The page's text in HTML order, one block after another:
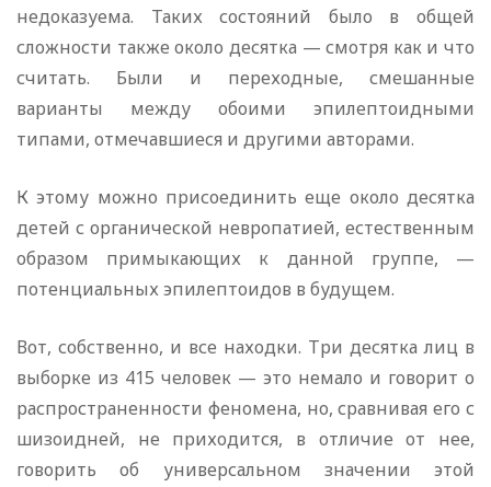
недоказуема. Таких состояний было в общей
сложности также около десятка — смотря как и что
считать. Были и переходные, смешанные
варианты между обоими эпилептоидными
типами, отмечавшиеся и другими авторами.
К этому можно присоединить еще около десятка
детей с органической невропатией, естественным
образом примыкающих к данной группе, —
потенциальных эпилептоидов в будущем.
Вот, собственно, и все находки. Три десятка лиц в
выборке из 415 человек — это немало и говорит о
распространенности феномена, но, сравнивая его с
шизоидней, не приходится, в отличие от нее,
говорить об универсальном значении этой